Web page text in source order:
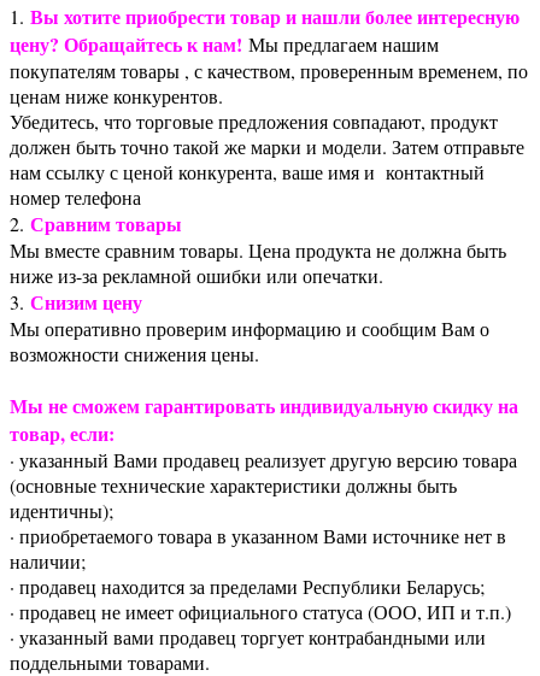
1. Вы хотите приобрести товар и нашли более интересную
цену? Обращайтесь к нам! Мы предлагаем нашим
покупателям товары , с качеством, проверенным временем, по
ценам ниже конкурентов.
Убедитесь, что торговые предложения совпадают, продукт
должен быть точно такой же марки и модели. Затем отправьте
нам ссылку с ценой конкурента, ваше имя и контактный
номер телефона
2. Сравним товары
Мы вместе сравним товары. Цена продукта не должна быть
ниже из-за рекламной ошибки или опечатки.
3. Снизим цену
Мы оперативно проверим информацию и сообщим Вам о
возможности снижения цены.
Мы не сможем гарантировать индивидуальную скидку на
товар, если:
· указанный Вами продавец реализует другую версию товара
(основные технические характеристики должны быть
идентичны);
· приобретаемого товара в указанном Вами источнике нет в
наличии;
· продавец находится за пределами Республики Беларусь;
· продавец не имеет официального статуса (ООО, ИП и т.п.)
· указанный вами продавец торгует контрабандными или
поддельными товарами.